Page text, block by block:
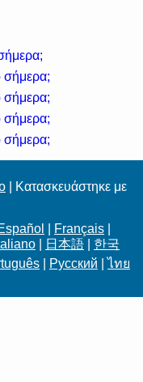
σήμερα;
σήμερα;
σήμερα;
σήμερα;
| Κατασκευάστηκε με
Français
日本語
한국
Русский |ไทย